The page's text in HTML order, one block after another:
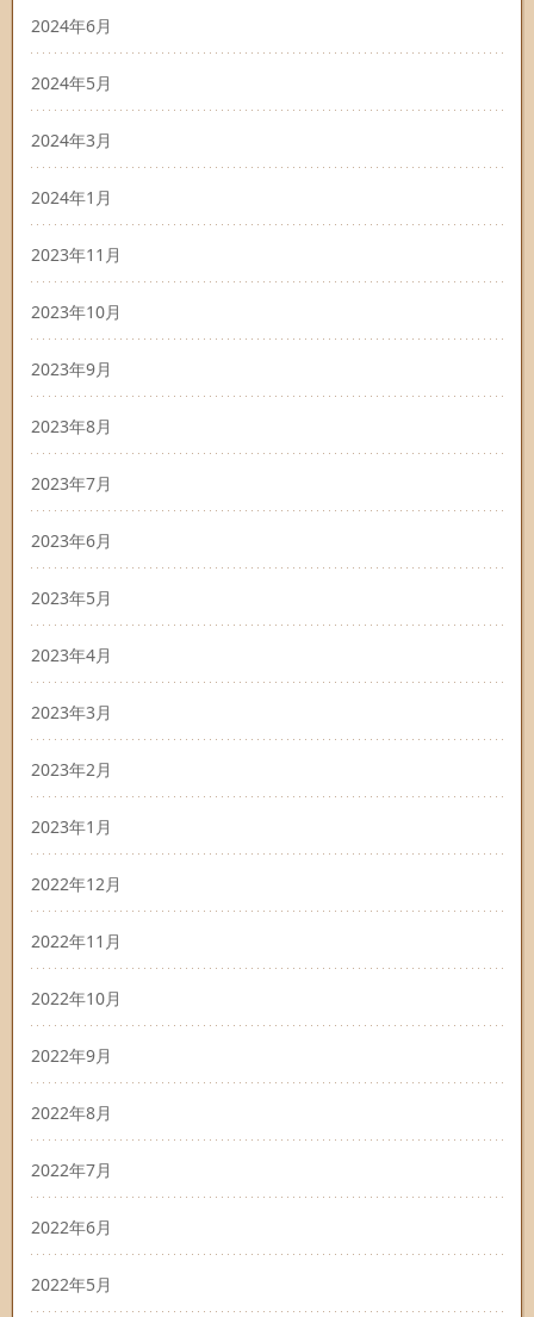
2024年6月
2024年5月
2024年3月
2024年1月
2023年11月
2023年10月
2023年9月
2023年8月
2023年7月
2023年6月
2023年5月
2023年4月
2023年3月
2023年2月
2023年1月
2022年12月
2022年11月
2022年10月
2022年9月
2022年8月
2022年7月
2022年6月
2022年5月